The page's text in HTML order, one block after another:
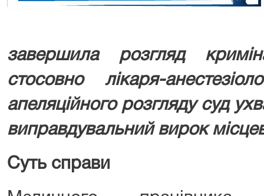
завершила розгляд
стосовно лікаря-
апеляційного розгляду суд
виправдувальний вирок
Суть справи